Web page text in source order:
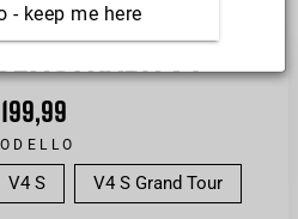
V4
V4 S V4 S Grand Tour
- keep me here